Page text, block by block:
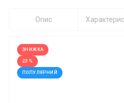
Опис
ЗНИЖКА
23 %
ПОПУЛЯРНИЙ